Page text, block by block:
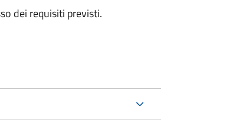
dei requisiti previsti.